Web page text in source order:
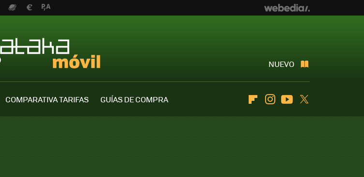
NUEVO
COMPARATIVA TARIFAS
GUÍAS DE COMPRA
FlipboardInstagramYoutube